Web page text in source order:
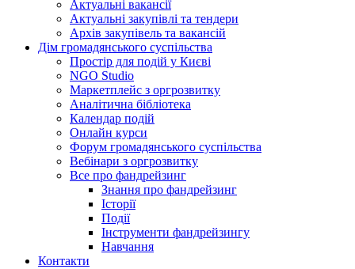
Актуальні вакансії
Актуальні закупівлі та тендери
Архів закупівель та вакансій
Дім громадянського суспільства
Простір для подій у Києві
NGO Studio
Маркетплейс з оргрозвитку
Аналітична бібліотека
Календар подій
Онлайн курси
Форум громадянського суспільства
Вебінари з оргрозвитку
Все про фандрейзинг
Знання про фандрейзинг
Історії
Події
Інструменти фандрейзингу
Навчання
Контакти